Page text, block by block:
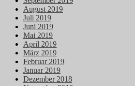
August 2019
Juli 2019
Juni 2019
Mai 2019
April 2019
März 2019
Februar 2019
Januar 2019
Dezember 2018